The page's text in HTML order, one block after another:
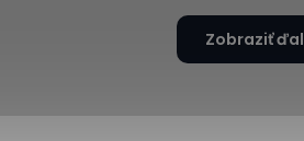
Zobraziť